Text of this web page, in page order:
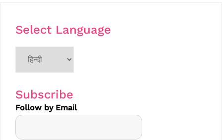
Select Language
Choose
language
Subscribe
Follow by Email